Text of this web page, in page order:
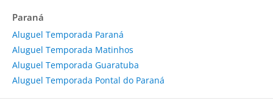
Paraná
Aluguel Temporada Paraná
Aluguel Temporada Matinhos
Aluguel Temporada Guaratuba
Aluguel Temporada Pontal do Paraná